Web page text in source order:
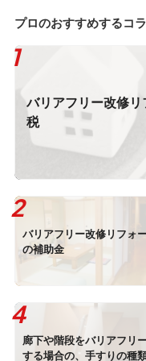
プロのおすすめするコ
バリアフリー改修
税
バリアフリー改修リフォ
の補助金
廊下や階段をバリアフリ
する場合の、手すりの種